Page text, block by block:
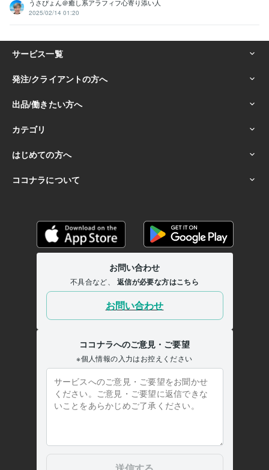
うさぴょん＠癒し系アラフィフ心寄り添い人
2025/02/14 01:20